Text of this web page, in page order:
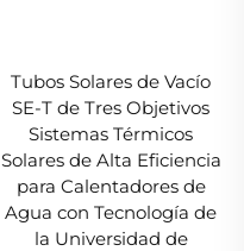
Tubos Solares de Vacío
SE-T de Tres Objetivos
Sistemas Térmicos
Solares de Alta Eficiencia
para Calentadores de
Agua con Tecnología de
la Universidad de